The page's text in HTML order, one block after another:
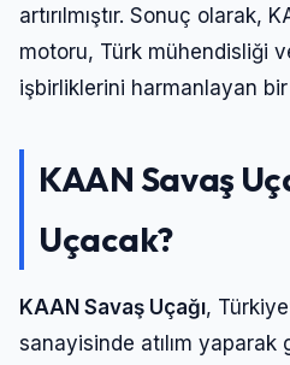
artırılmıştır. Sonuç olarak,
motoru, Türk mühendisliği
işbirliklerini harmanlayan
KAAN Savaş
Uçacak?
KAAN Savaş Uçağı,
sanayisinde atılım yaparak